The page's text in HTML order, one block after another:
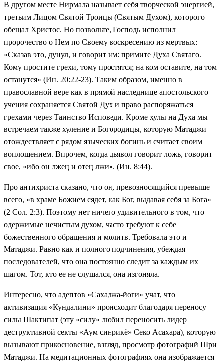
В другом месте Нирмала называет себя творческой энергией,
третьим Лицом Святой Троицы (Святым Духом), которого
обещал Христос. Но позвольте, Господь исполнил
пророчество о Нем по Своему воскресению из мертвых:
«Сказав это, дунул, и говорит им: примите Духа Святаго.
Кому простите грехи, тому простятся; на ком оставите, на том
останутся» (Ин. 20:22-23). Таким образом, именно в
православной вере как в прямой наследнице апостольского
учения сохраняется Святой Дух и право распоряжаться
грехами через Таинство Исповеди. Кроме хулы на Духа мы
встречаем также хуление и Богородицы, которую Матаджи
отождествляет с рядом языческих богинь и считает своим
воплощением. Впрочем, когда дьявол говорит ложь, говорит
свое, «ибо он лжец и отец лжи». (Ин. 8:44).
Про антихриста сказано, что он, превозносящийся превыше
всего, «в храме Божием сядет, как Бог, выдавая себя за Бога»
(2 Сол. 2:3). Поэтому нет ничего удивительного в том, что
одержимые нечистым духом, часто требуют к себе
божественного обращения и молитв. Требовала это и
Матаджи. Равно как и полного подчинения, убеждая
последователей, что она постоянно следит за каждым их
шагом. Тот, кто ее не слушался, она изгоняла.
Интересно, что адептов «Сахаджа-йоги» учат, что
активизация «Кундалини» происходит благодаря переносу
силы Шактипат (эту «силу» любил переносить лидер
деструктивной секты «Аум синрикё» Секо Асахара), которую
вызывают прикосновение, взгляд, просмотр фотографий Шри
Матаджи. На медитационных фотографиях она изображается